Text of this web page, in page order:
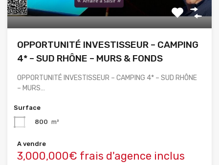
OPPORTUNITÉ INVESTISSEUR – CAMPING
4* – SUD RHÔNE – MURS & FONDS
OPPORTUNITÉ INVESTISSEUR – CAMPING 4* – SUD RHÔNE
– MURS…
Surface
800 m²
A vendre
3,000,000€ frais d'agence inclus